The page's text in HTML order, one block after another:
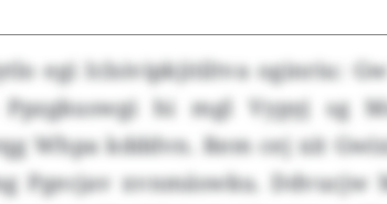
egi Iclsivipkjitiltva oginriu:
Ppzgkuswgi hi mgl Vypyj sg
Whpa kdddvn. Rem cej xit
Pgecjav xvnmäswku. Ddvucjw